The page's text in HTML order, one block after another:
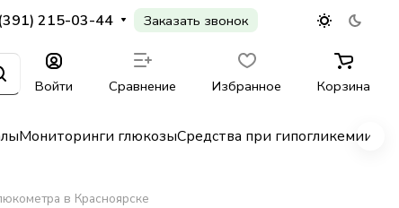
215-03-44 Заказать звонок
Войти Сравнение Избранное Корзина
Мониторинги глюкозыСредства при гипогликемии
в Красноярске